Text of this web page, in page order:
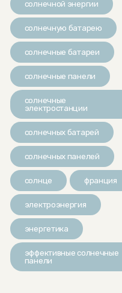
солнечной энергии
солнечную батарею
солнечные батареи
солнечные панели
солнечные
электростанции
солнечных батарей
солнечных панелей
солнце франция
электроэнергия
энергетика
эффективные солнечные
панели